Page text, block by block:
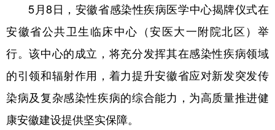
台湾 思客智库 全球连线 教育
科技 科创 量子 体育
文化 书画 健康 军事
访谈 视频 图片 政务
5月8日，安徽省感染性疾病医学中心揭牌仪式在
安徽省公共卫生临床中心（安医大一附院北区）举
行。该中心的成立，将充分发挥其在感染性疾病领域
的引领和辐射作用，着力提升安徽省应对新发突发传
染病及复杂感染性疾病的综合能力，为高质量推进健
康安徽建设提供坚实保障。